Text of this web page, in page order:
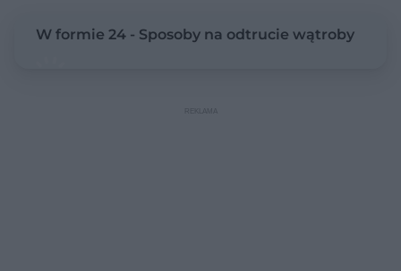
W formie 24 - Sposoby na odtrucie wątroby